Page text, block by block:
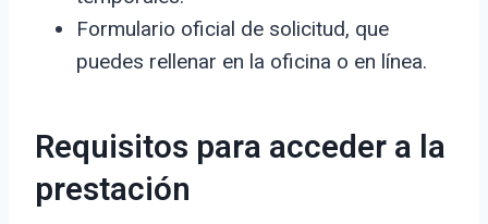
Formulario oficial de solicitud, que
puedes rellenar en la oficina o en línea.
Requisitos para acceder a la
prestación